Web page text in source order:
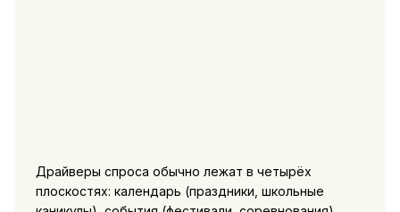
Драйверы спроса обычно лежат в четырёх
плоскостях: календарь (праздники, школьные